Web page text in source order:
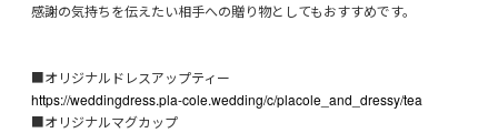
感謝の気持ちを伝えたい相手への贈り物としてもおすすめです。
■オリジナルドレスアップティー
https://weddingdress.pla-cole.wedding/c/placole_and_dressy/tea
■オリジナルマグカップ